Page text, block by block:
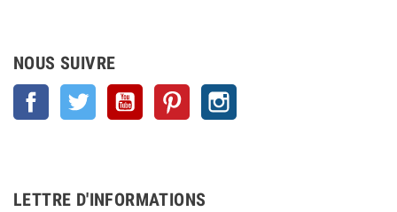
NOUS SUIVRE
Facebook Twitter YouTube Pinterest
LETTRE D'INFORMATIONS